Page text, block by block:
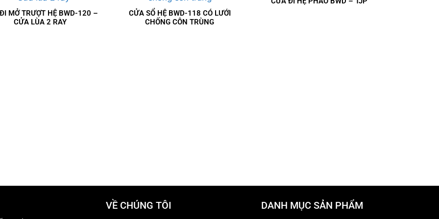
MỞ TRƯỢT HỆ BWD-120 –
CỬA LÙA 2 RAY
CỬA SỔ HỆ BWD-118 CÓ LƯỚI
CHỐNG CÔN TRÙNG
VỀ CHÚNG TÔI DANH MỤC SẢN PHẨM